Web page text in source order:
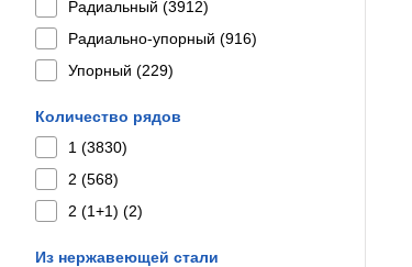
Радиальный (3912)
Радиально-упорный (916)
Упорный (229)
Количество рядов
1 (3830)
2 (568)
2 (1+1) (2)
Из нержавеющей стали